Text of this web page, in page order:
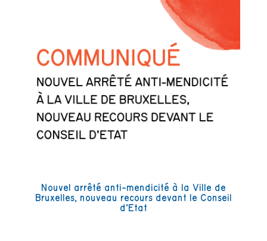
Nouvel arrêté anti-mendicité à la Ville de
Bruxelles, nouveau recours devant le Conseil
d’Etat